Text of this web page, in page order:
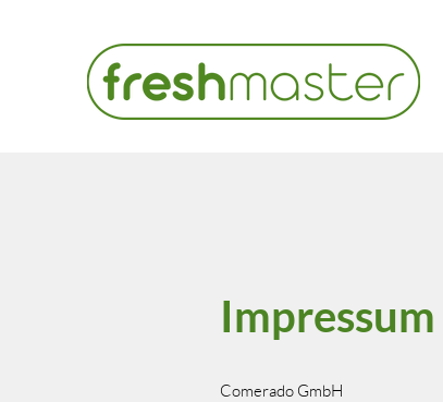
Impressum
Comerado GmbH